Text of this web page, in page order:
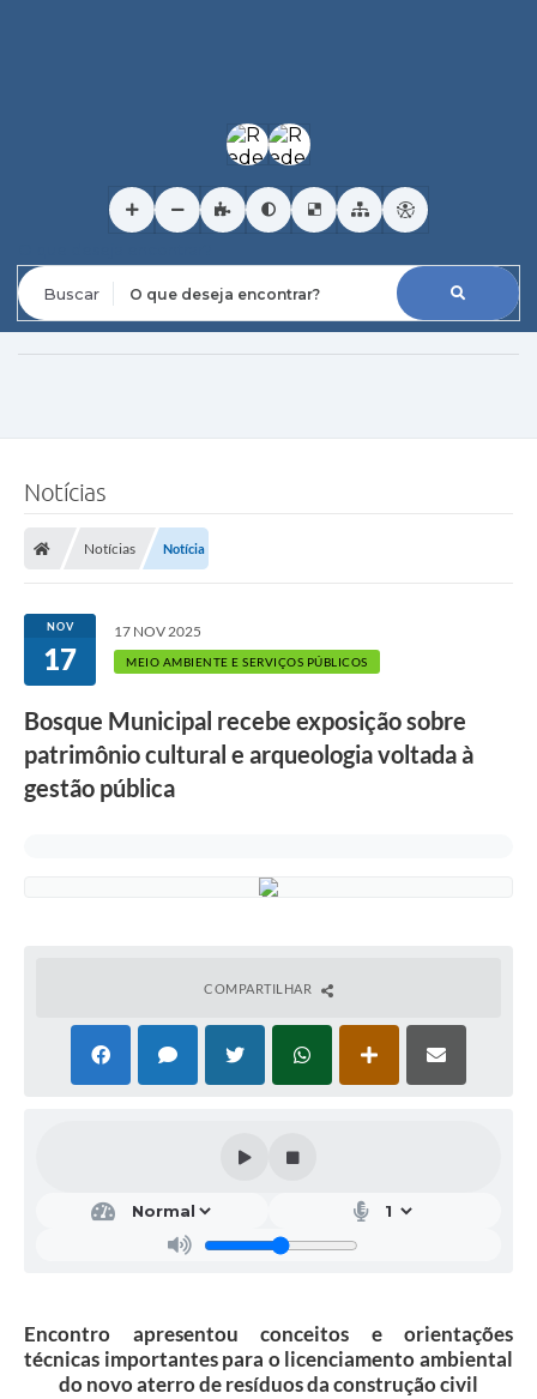
Notícias
Notícias Notícia
NOV
17
17 NOV 2025
MEIO AMBIENTE E SERVIÇOS PÚBLICOS
Bosque Municipal recebe exposição sobre
patrimônio cultural e arqueologia voltada à
gestão pública
COMPARTILHAR
Encontro apresentou conceitos e orientações
técnicas importantes para o licenciamento ambiental
do novo aterro de resíduos da construção civil